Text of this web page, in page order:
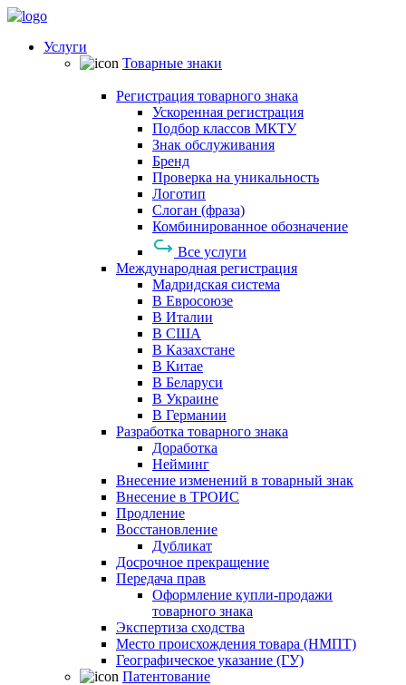
Услуги
Товарные знаки
Регистрация товарного знака
Ускоренная регистрация
Подбор классов МКТУ
Знак обслуживания
Бренд
Проверка на уникальность
Логотип
Слоган (фраза)
Комбинированное обозначение
Все услуги
Международная регистрация
Мадридская система
В Евросоюзе
В Италии
В США
В Казахстане
В Китае
В Беларуси
В Украине
В Германии
Разработка товарного знака
Доработка
Нейминг
Внесение изменений в товарный знак
Внесение в ТРОИС
Продление
Восстановление
Дубликат
Досрочное прекращение
Передача прав
Оформление купли-продажи
товарного знака
Экспертиза сходства
Место происхождения товара (НМПТ)
Географическое указание (ГУ)
Патентование